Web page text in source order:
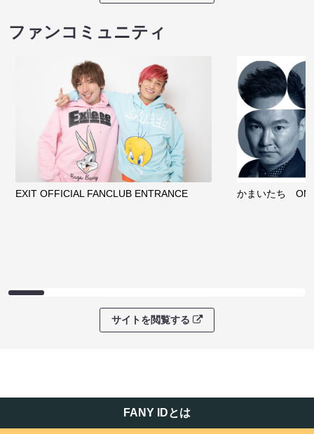
ファンコミュニティ
EXIT OFFICIAL FANCLUB ENTRANCE かまいたち
サイトを閲覧する
FANY IDとは